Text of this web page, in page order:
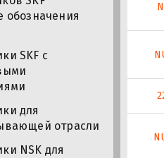
обозначения
SKF с
для
отрасли
NSK для